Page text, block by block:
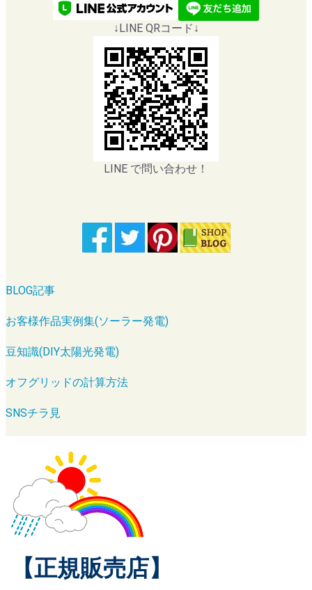
↓LINE QRコード↓
LINE で問い合わせ！
BLOG記事
お客様作品実例集(ソーラー発電)
豆知識(DIY太陽光発電)
オフグリッドの計算方法
SNSチラ見
【正規販売店】